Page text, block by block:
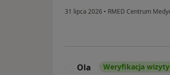
31 lipca 2026 • RMED Centrum
Ola Weryfikacja wizyty